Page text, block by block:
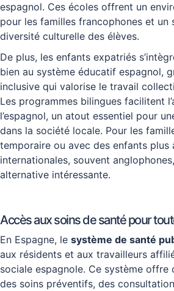
espagnol. Ces écoles offrent un
pour les familles francophones et un
diversité culturelle des élèves.
De plus, les enfants expatriés
bien au système éducatif espagnol,
inclusive qui valorise le travail
Les programmes bilingues facilitent
l’espagnol, un atout essentiel pour
dans la société locale. Pour les
temporaire ou avec des enfants plus
internationales, souvent
alternative intéressante.
Accès aux soins de santé pour
En Espagne, le système de santé
aux résidents et aux travailleurs
sociale espagnole. Ce système offre
des soins préventifs, des